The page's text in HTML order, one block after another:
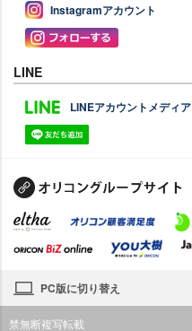
Instagramアカウント
LINE
LINEアカウントメディア
PC版に切り替え
禁無断複写転載